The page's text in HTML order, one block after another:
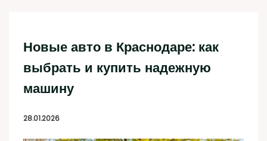
Новые авто в Краснодаре: как
выбрать и купить надежную
машину
28.01.2026